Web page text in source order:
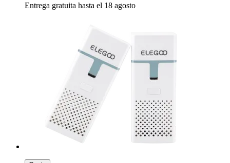
Entrega gratuita hasta el 18 agosto